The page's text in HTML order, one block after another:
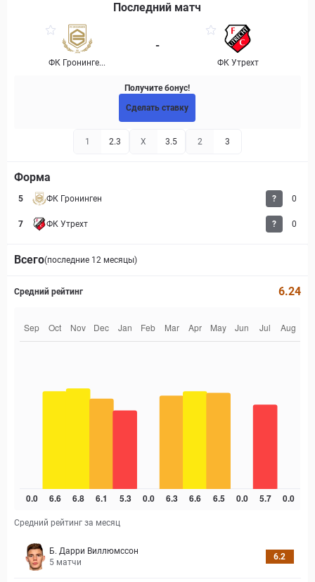
Последний матч
ФК Гронинге...
-
ФК Утрехт
Получите бонус!
Сделать ставку
1 2.3 X 3.5 2 3
Форма
5 ФК Гронинген ? 0
7 ФК Утрехт ? 0
Всего(последние 12 месяцы)
Средний рейтинг 6.24
Средний рейтинг за месяц
Б. Дарри Виллюмссон
5 матчи
6.2